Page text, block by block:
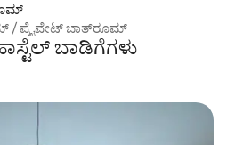
ಪ್ರೈವೇಟ್ ಬಾತ್‌ರೂಮ್
ಬಾಡಿಗೆಗಳು